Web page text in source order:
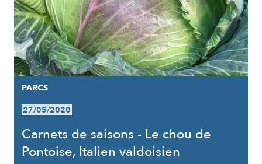
PARCS
27/05/2020
Carnets de saisons - Le chou de
Pontoise, Italien valdoisien